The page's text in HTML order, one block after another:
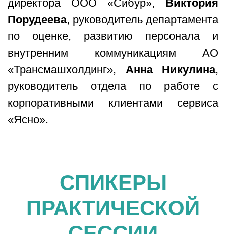
директора ООО «Сибур»,
Виктория
Порудеева, руководитель департамента
по оценке, развитию персонала и
внутренним коммуникациям АО
«Трансмашхолдинг», Анна Никулина,
руководитель отдела по работе с
корпоративными клиентами сервиса
«Ясно».
СПИКЕРЫ
ПРАКТИЧЕСКОЙ